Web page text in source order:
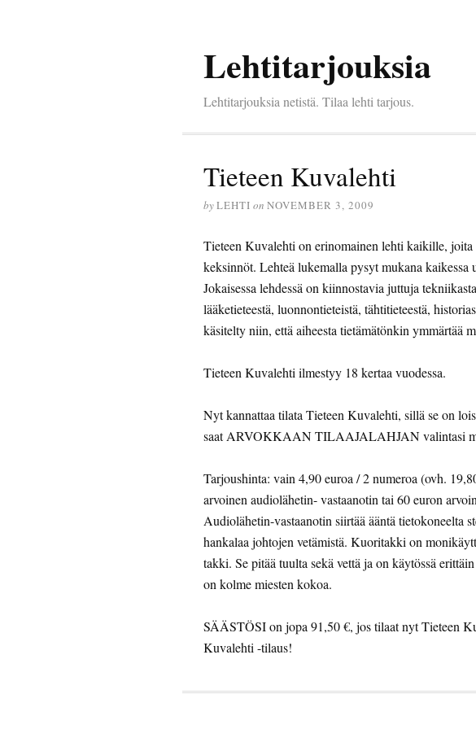
Lehtitarjouksia
Lehtitarjouksia netistä. Tilaa lehti tarjous.
Tieteen Kuvalehti
byLEHTI on NOVEMBER 3, 2009
Tieteen Kuvalehti on erinomainen lehti kaikille, joita
keksinnöt. Lehteä lukemalla pysyt mukana kaikessa
Jokaisessa lehdessä on kiinnostavia juttuja
lääketieteestä, luonnontieteistä, tähtitieteestä,
käsitelty niin, että aiheesta tietämätönkin ymmärtää
Tieteen Kuvalehti ilmestyy 18 kertaa vuodessa.
Nyt kannattaa tilata Tieteen Kuvalehti, sillä se on
saat ARVOKKAAN TILAAJALAHJAN valintasi
Tarjoushinta: vain 4,90 euroa / 2 numeroa (ovh.
arvoinen audiolähetin- vastaanotin tai 60 euron
Audiolähetin-vastaanotin siirtää ääntä tietokoneelta
hankalaa johtojen vetämistä. Kuoritakki on
takki. Se pitää tuulta sekä vettä ja on käytössä
on kolme miesten kokoa.
SÄÄSTÖSI on jopa 91,50 €, jos tilaat nyt Tieteen
Kuvalehti -tilaus!